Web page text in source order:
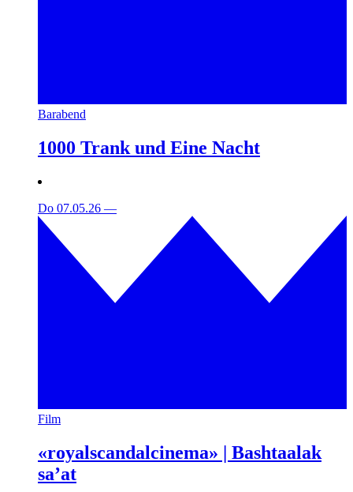
Barabend
1000 Trank und Eine Nacht
Do 07.05.26 —
Film
«royalscandalcinema» | Bashtaalak
sa’at